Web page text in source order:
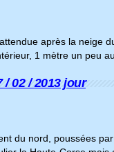
après la neige
1 mètre un peu
02 / 2013 jour
du nord, poussées